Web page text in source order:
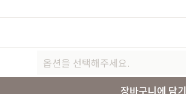
옵션을 선택해주세요.
장바구니에 담기